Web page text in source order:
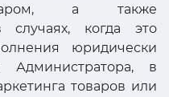
а также
случаях, когда это
юридически
Администратора, в
товаров или